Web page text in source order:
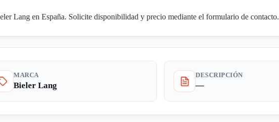
Lang en España. Solicite disponibilidad y precio mediante el formulario de contacto.
MARCA
Bieler Lang
DESCRIPCIÓN
—